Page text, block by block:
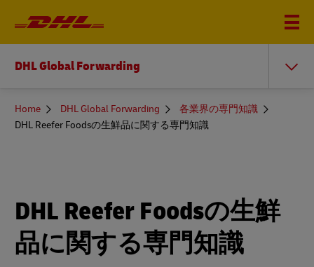
DHL Global Forwarding
You
here
Home DHL Global Forwarding
各業界の専門知識
DHL Reefer Foodsの生鮮品に関する専門知識
DHL Reefer Foodsの生鮮
品に関する専門知識